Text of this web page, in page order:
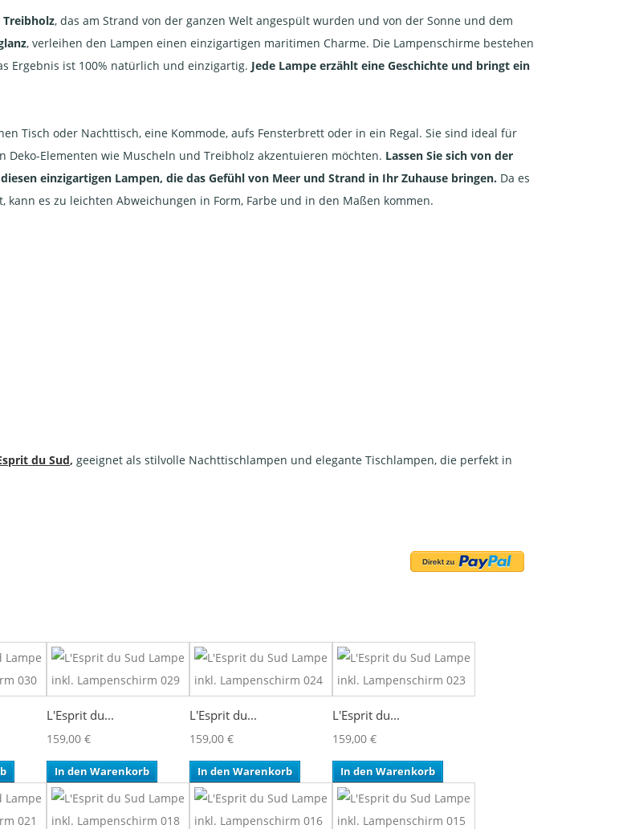
Treibholz, das am Strand von der ganzen Welt angespült wurden und von der Sonne und dem
, verleihen den Lampen einen einzigartigen maritimen Charme. Die Lampenschirme bestehen
Ergebnis ist 100% natürlich und einzigartig. Jede Lampe erzählt eine Geschichte und bringt ein
Tisch oder Nachttisch, eine Kommode, aufs Fensterbrett oder in ein Regal. Sie sind ideal für
Elementen wie Muscheln und Treibholz akzentuieren möchten. Lassen Sie sich von der
einzigartigen Lampen, die das Gefühl von Meer und Strand in Ihr Zuhause bringen. Da es
es zu leichten Abweichungen in Form, Farbe und in den Maßen kommen.
du Sud, geeignet als stilvolle Nachttischlampen und elegante Tischlampen, die perfekt in
L'Esprit du...
159,00 €
In den Warenkorb
L'Esprit du...
159,00 €
In den Warenkorb
L'Esprit du...
159,00 €
In den Warenkorb